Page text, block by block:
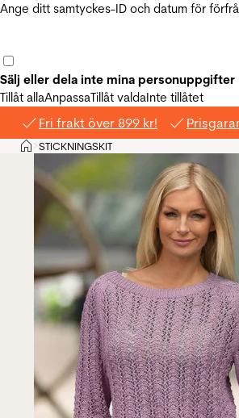
Ange ditt samtyckes-ID och datum för
Sälj eller dela inte mina personuppgifter
Tillåt allaAnpassaTillåt valdaInte tillåtet
Fri frakt över 899 kr!
Hem
>STICKNINGSKIT